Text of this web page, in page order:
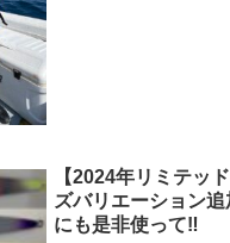
【2024年リミテッ
ズバリエーション
にも是非使って‼️